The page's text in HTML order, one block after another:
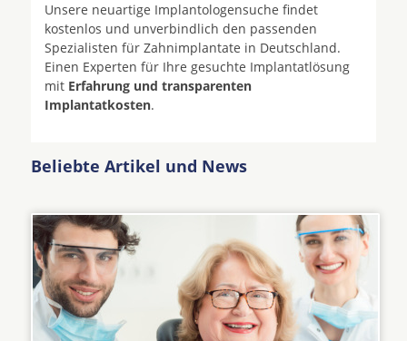
Unsere neuartige Implantologensuche findet
kostenlos und unverbindlich den passenden
Spezialisten für Zahnimplantate in Deutschland.
Einen Experten für Ihre gesuchte Implantatlösung
mit Erfahrung und transparenten
Implantatkosten.
Beliebte Artikel und News